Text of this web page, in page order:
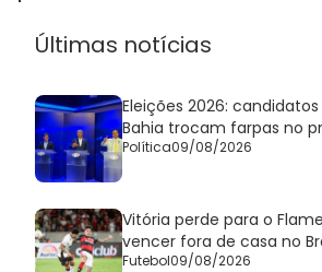
Últimas notícias
Eleições 2026:
Bahia trocam farpas no
Política09/08/2026
Vitória perde para o
vencer fora de casa no
Futebol09/08/2026